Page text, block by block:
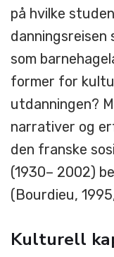
på hvilke
danningsreisen
som
former for
utdanningen?
narrativer og
den franske
(1930– 2002)
(Bourdieu,
Kulturell